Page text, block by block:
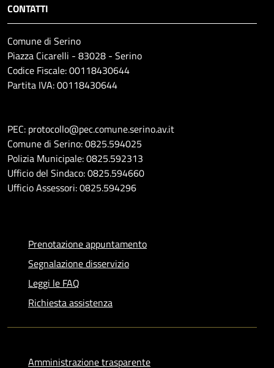
CONTATTI
Comune di Serino
Piazza Cicarelli - 83028 - Serino
Codice Fiscale: 00118430644
Partita IVA: 00118430644
PEC: protocollo@pec.comune.serino.av.it
Comune di Serino: 0825.594025
Polizia Municipale: 0825.592313
Ufficio del Sindaco: 0825.594660
Ufficio Assessori: 0825.594296
Prenotazione appuntamento
Segnalazione disservizio
Leggi le FAQ
Richiesta assistenza
Amministrazione trasparente